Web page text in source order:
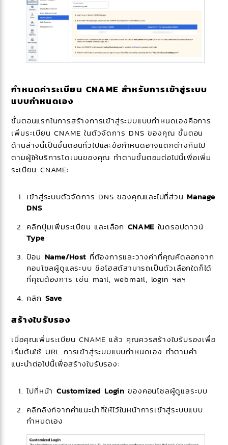
กำหนดค่าระเบียน CNAME สำหรับการเข้าสู่ระบบ
แบบกำหนดเอง
ขั้นตอนแรกในการสร้างการเข้าสู่ระบบแบบกำหนดเองคือการ
เพิ่มระเบียน CNAME ในตัวจัดการ DNS ของคุณ ขั้นตอน
ด้านล่างนี้เป็นขั้นตอนทั่วไปและข้อกำหนดอาจแตกต่างกันไป
ตามผู้ให้บริการโดเมนของคุณ ทำตามขั้นตอนต่อไปนี้เพื่อเพิ่ม
ระเบียน CNAME:
เข้าสู่ระบบตัวจัดการ DNS ของคุณและไปที่ส่วน Manage
DNS
คลิกปุ่มเพิ่มระเบียน และเลือก CNAMEในดรอปดาวน์
Type
ป้อน Name/Host ที่ต้องการและวางค่าที่คุณคัดลอกจาก
คอนโซลผู้ดูแลระบบ ชื่อโฮสต์สามารถเป็นตัวเลือกใดก็ได้
ที่คุณต้องการ เช่น mail, webmail, login ฯลฯ
คลิก Save
สร้างใบรับรอง
เมื่อคุณเพิ่มระเบียน CNAME แล้ว คุณควรสร้างใบรับรองเพื่อ
เริ่มต้นใช้ URL การเข้าสู่ระบบแบบกำหนดเอง ทำตามคำ
แนะนำต่อไปนี้เพื่อสร้างใบรับรอง:
ไปที่หน้าCustomized Login ของคอนโซลผู้ดูแลระบบ
คลิกลิงก์จากคำแนะนำที่ให้ไว้ในหน้าการเข้าสู่ระบบแบบ
กำหนดเอง